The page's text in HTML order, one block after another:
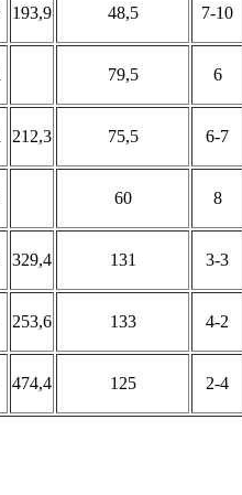
193,9 48,5 7-10
79,5 6
212,3 75,5 6-7
60 8
329,4 131 3-3
253,6 133 4-2
474,4 125 2-4